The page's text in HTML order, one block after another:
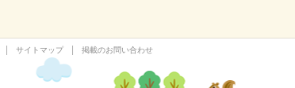
サイトマップ 掲載のお問い合わせ